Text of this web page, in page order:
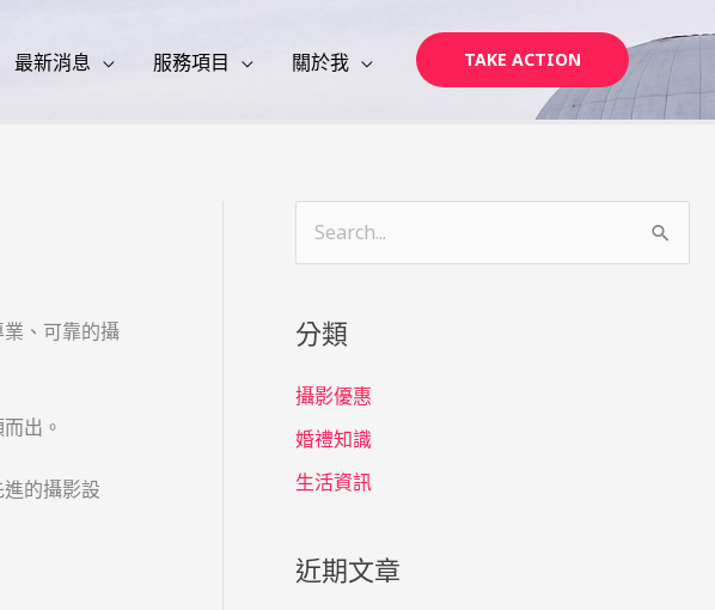
最新消息 服務項目 關於我 TAKE ACTION
、可靠的攝
出。
的攝影設
鍵
字
:
分類
攝影優惠
婚禮知識
生活資訊
近期文章